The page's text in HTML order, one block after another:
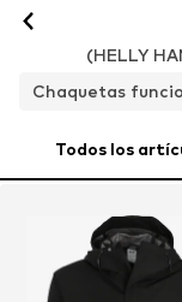
(HELLY
Chaquetas
Todos los